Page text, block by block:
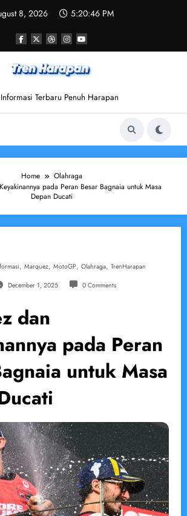
8, 2026 5:20:47 PM
Terbaru Penuh Harapan
Home
Olahraga
pada Peran Besar Bagnaia untuk Masa
Depan Ducati
, Marquez, MotoGP, Olahraga, TrenHarapan
December 1, 2025 0 Comments
dan
pada Peran
untuk Masa